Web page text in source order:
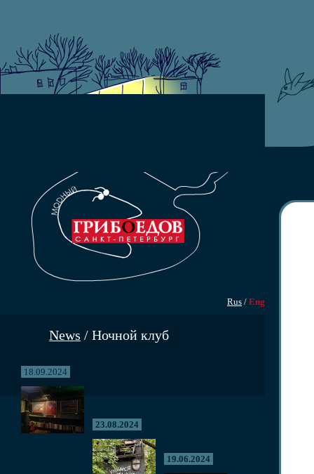
Rus / Eng
News / Ночной клуб
18.09.2024
23.08.2024
19.06.2024